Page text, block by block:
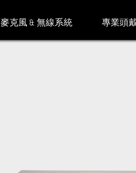
麥克風 & 無線系統 專業頭